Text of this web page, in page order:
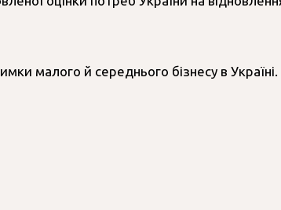
малого й середнього бізнесу в Україні.